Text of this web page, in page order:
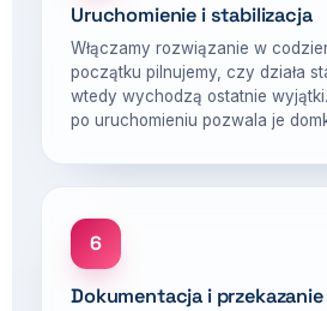
Uruchomienie i stabilizacja
Włączamy rozwiązanie w
początku pilnujemy, czy działa
wtedy wychodzą ostatnie
po uruchomieniu pozwala je
6
Dokumentacja i